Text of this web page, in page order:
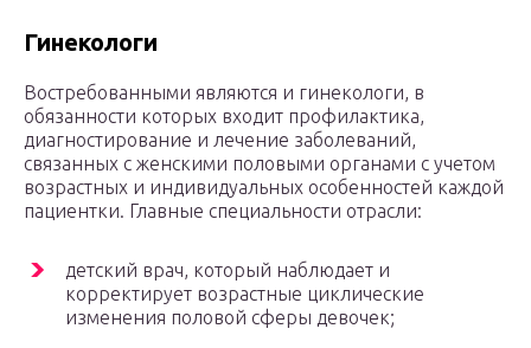
Гинекологи
Востребованными являются и гинекологи, в
обязанности которых входит профилактика,
диагностирование и лечение заболеваний,
связанных с женскими половыми органами с учетом
возрастных и индивидуальных особенностей каждой
пациентки. Главные специальности отрасли:
детский врач, который наблюдает и
корректирует возрастные циклические
изменения половой сферы девочек;